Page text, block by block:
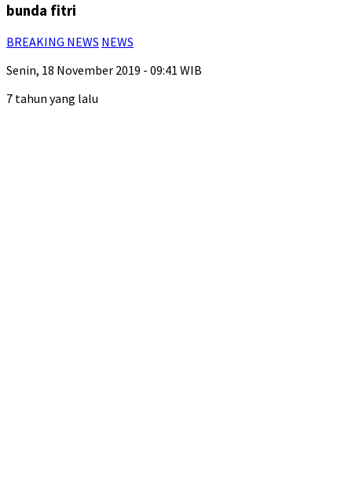
bunda fitri
BREAKING NEWS NEWS
Senin, 18 November 2019 - 09:41 WIB
7 tahun yang lalu